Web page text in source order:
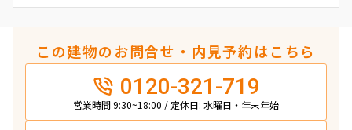
この建物のお問合せ・内見予約はこちら
0120-321-719
営業時間 9:30~18:00 / 定休日: 水曜日・年末年始